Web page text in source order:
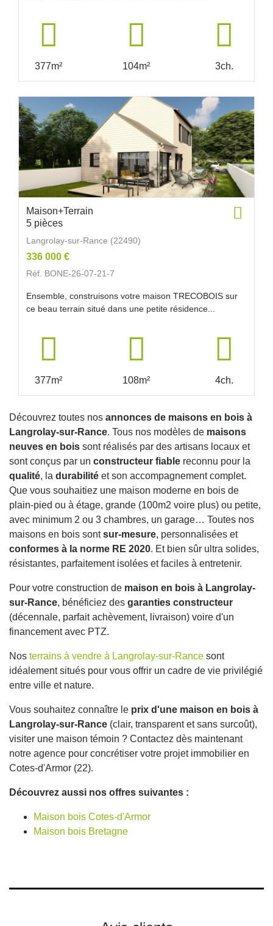
377m² 104m² 3ch.
Maison+Terrain
5 pièces
Langrolay-sur-Rance (22490)
336 000 €
Réf. BONE-26-07-21-7
Ensemble, construisons votre maison TRECOBOIS sur
ce beau terrain situé dans une petite résidence...
377m² 108m² 4ch.
Découvrez toutes nos annonces de maisons en bois à
Langrolay-sur-Rance. Tous nos modèles de maisons
neuves en bois sont réalisés par des artisans locaux et
sont conçus par un constructeur fiable reconnu pour la
qualité, la durabilité et son accompagnement complet.
Que vous souhaitiez une maison moderne en bois de
plain-pied ou à étage, grande (100m2 voire plus) ou petite,
avec minimum 2 ou 3 chambres, un garage… Toutes nos
maisons en bois sontsur-mesure, personnalisées et
conformes à la norme RE 2020. Et bien sûr ultra solides,
résistantes, parfaitement isolées et faciles à entretenir.
Pour votre construction de maison en bois à Langrolay-
sur-Rance, bénéficiez des garanties constructeur
(décennale, parfait achèvement, livraison) voire d'un
financement avec PTZ.
Nos terrains à vendre à Langrolay-sur-Rance sont
idéalement situés pour vous offrir un cadre de vie privilégié
entre ville et nature.
Vous souhaitez connaître le prix d'une maison en bois à
Langrolay-sur-Rance (clair, transparent et sans surcoût),
visiter une maison témoin ? Contactez dès maintenant
notre agence pour concrétiser votre projet immobilier en
Cotes-d'Armor (22).
Découvrez aussi nos offres suivantes :
Maison bois Cotes-d'Armor
Maison bois Bretagne